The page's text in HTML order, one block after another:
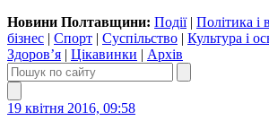
Новини Полтавщини: Події| Політика і
бізнес | Спорт | Суспільство | Культура і
Здоров’я | Цікавинки | Архів
19 квітня 2016, 09:58